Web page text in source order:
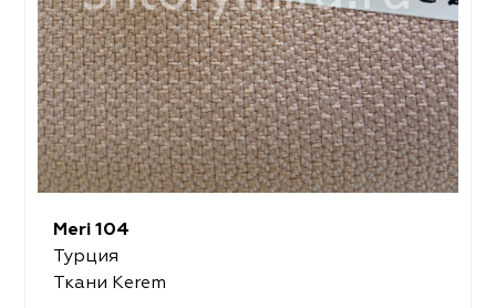
Meri 104
Турция
Ткани Kerem